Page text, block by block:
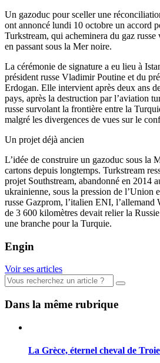
Un gazoduc pour sceller une
ont annoncé lundi 10 octobre un accord
Turkstream, qui acheminera du gaz
en passant sous la Mer noire.
La cérémonie de signature a eu lieu à
président russe Vladimir Poutine et du
Erdogan. Elle intervient après deux ans
pays, après la destruction par l’aviation
russe survolant la frontière entre la
malgré les divergences de vues sur le
Un projet déjà ancien
L’idée de construire un gazoduc sous la
cartons depuis longtemps. Turkstream
projet Southstream, abandonné en 2014
ukrainienne, sous la pression de l’Union
russe Gazprom, l’italien ENI, l’allemand
de 3 600 kilomètres devait relier la
une branche pour la Turquie.
Engin
Voir ses articles
Dans la même rubrique
La Grèce, éternel cheval de